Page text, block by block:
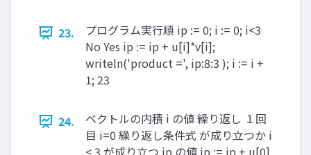
23.
プログラム実行順 ip := 0; i := 0; i<3
No Yes ip := ip + u[i]*v[i];
writeln('product =', ip:8:3 ); i := i +
1; 23
24.
ベクトルの内積 i の値 繰り返し １回
目 i=0 繰り返し条件式 が成り立つか i
< 3 が成り立つ ip の値 ip := ip + u[0]